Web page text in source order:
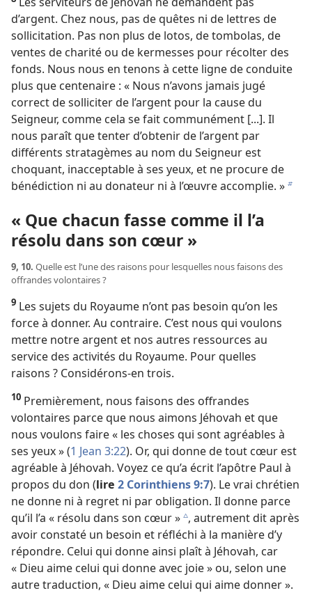
d’argent. Chez nous, pas de quêtes ni de lettres de
sollicitation. Pas non plus de lotos, de tombolas, de
ventes de charité ou de kermesses pour récolter des
fonds. Nous nous en tenons à cette ligne de conduite
plus que centenaire : « Nous n’avons jamais jugé
correct de solliciter de l’argent pour la cause du
Seigneur, comme cela se fait communément [...]. Il
nous paraît que tenter d’obtenir de l’argent par
différents stratagèmes au nom du Seigneur est
choquant, inacceptable à ses yeux, et ne procure de
bénédiction ni au donateur ni à l’œuvre accomplie. »b
« Que chacun fasse comme il l’a
résolu dans son cœur »
9, 10. Quelle est l’une des raisons pour lesquelles nous faisons des
offrandes volontaires ?
9 Les sujets du Royaume n’ont pas besoin qu’on les
force à donner. Au contraire. C’est nous qui voulons
mettre notre argent et nos autres ressources au
service des activités du Royaume. Pour quelles
raisons ? Considérons-​en trois.
10 Premièrement, nous faisons des offrandes
volontaires parce que nous aimons Jéhovah et que
nous voulons faire « les choses qui sont agréables à
ses yeux » (1 Jean 3:22). Or, qui donne de tout cœur est
agréable à Jéhovah. Voyez ce qu’a écrit l’apôtre Paul à
propos du don (lire 2 Corinthiens 9:7). Le vrai chrétien
ne donne ni à regret ni par obligation. Il donne parce
qu’il l’a « résolu dans son cœur »c, autrement dit après
avoir constaté un besoin et réfléchi à la manière d’y
répondre. Celui qui donne ainsi plaît à Jéhovah, car
« Dieu aime celui qui donne avec joie » ou, selon une
autre traduction, « Dieu aime celui qui aime donner ».